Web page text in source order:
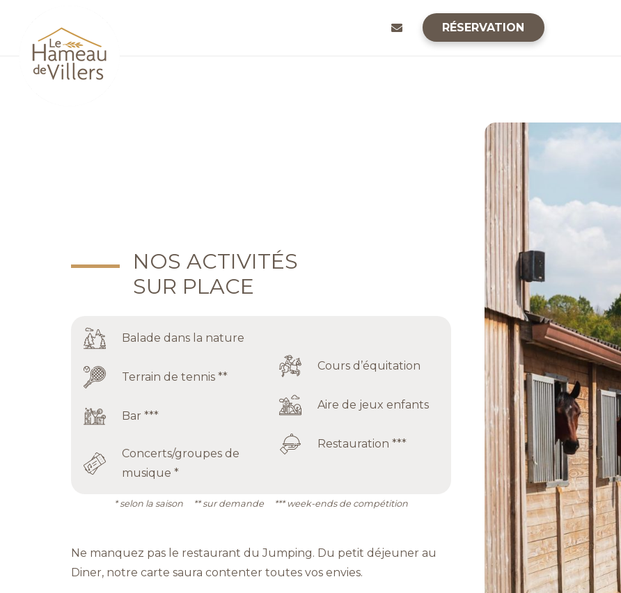
RÉSERVATION
NOS ACTIVITÉS
SUR PLACE
Balade dans la nature
Terrain de tennis **
Bar ***
Concerts/groupes de
musique *
Cours d’équitation
Aire de jeux enfants
Restauration ***
* selon la saison ** sur demande *** week-ends de compétition
Ne manquez pas le restaurant du Jumping. Du petit déjeuner au
Diner, notre carte saura contenter toutes vos envies.